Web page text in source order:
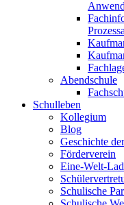
Abendschule
Schulleben
Kollegium
Blog
Geschichte
Förderverein
Eine-Welt-
Schulische